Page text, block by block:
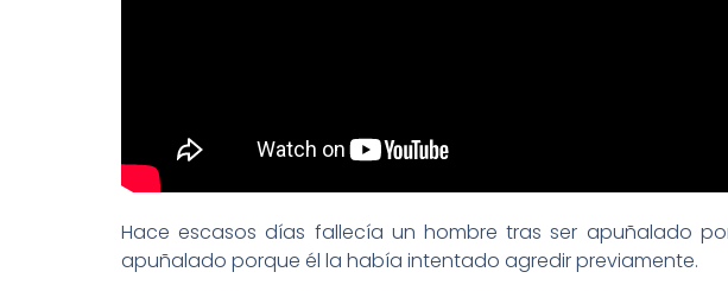
Hace escasos días fallecía un hombre tras ser apuñalado
apuñalado porque él la había intentado agredir previamente.